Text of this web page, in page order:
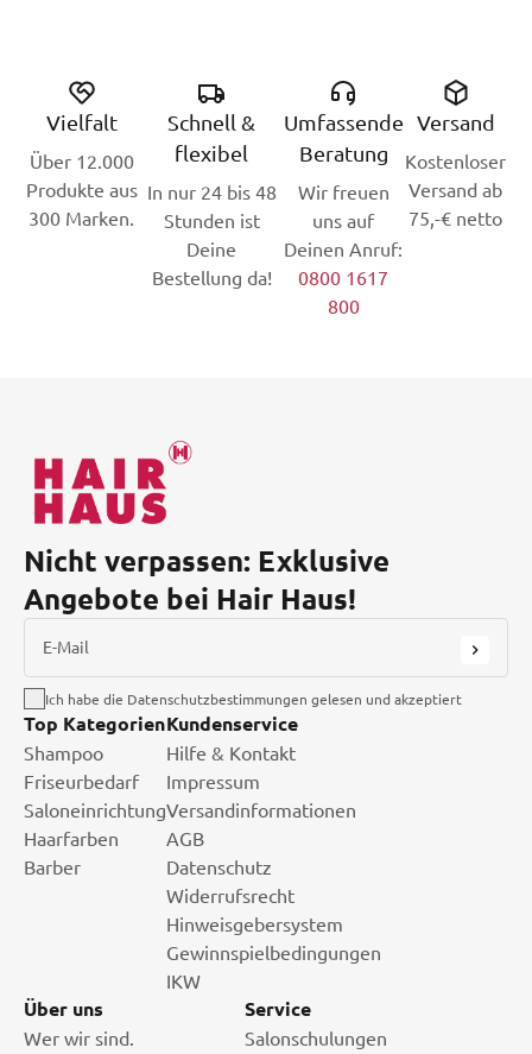
Vielfalt
Über 12.000
Produkte aus
300 Marken.
Schnell &
flexibel
In nur 24 bis 48
Stunden ist
Deine
Bestellung da!
Umfassende
Beratung
Wir freuen
uns auf
Deinen Anruf:
0800 1617
800
Versand
Kostenloser
Versand ab
75,-€ netto
Nicht verpassen: Exklusive
Angebote bei Hair Haus!
E-Mail
Ich habe die Datenschutzbestimmungen gelesen und akzeptiert
Top Kategorien
Shampoo
Friseurbedarf
Saloneinrichtung
Haarfarben
Barber
Kundenservice
Hilfe & Kontakt
Impressum
Versandinformationen
AGB
Datenschutz
Widerrufsrecht
Hinweisgebersystem
Gewinnspielbedingungen
IKW
Über uns
Wer wir sind.
Service
Salonschulungen